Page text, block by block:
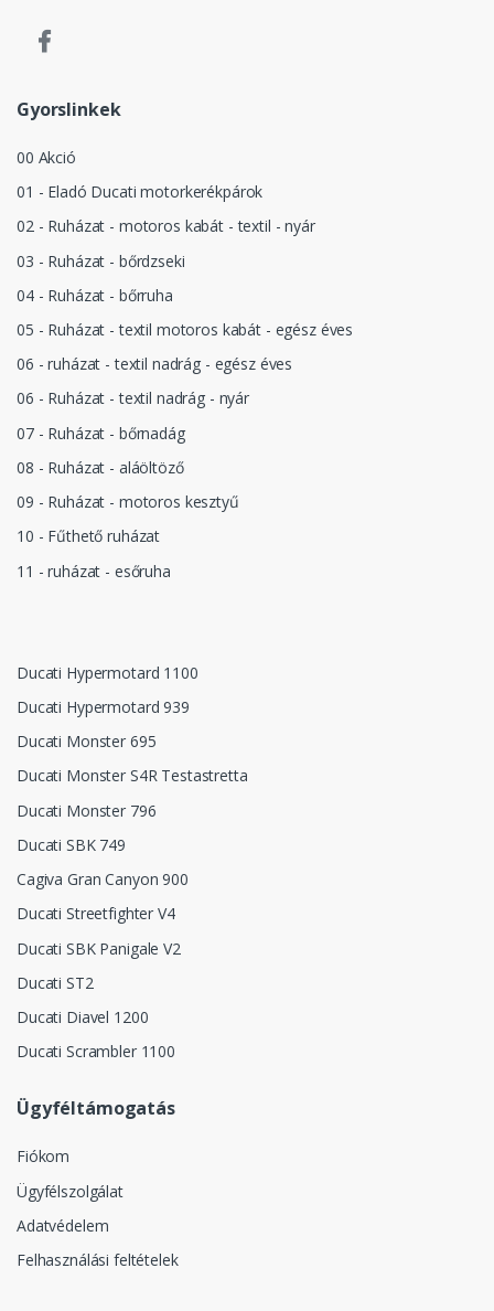
Gyorslinkek
00 Akció
01 - Eladó Ducati motorkerékpárok
02 - Ruházat - motoros kabát - textil - nyár
03 - Ruházat - bőrdzseki
04 - Ruházat - bőrruha
05 - Ruházat - textil motoros kabát - egész éves
06 - ruházat - textil nadrág - egész éves
06 - Ruházat - textil nadrág - nyár
07 - Ruházat - bőrnadág
08 - Ruházat - aláöltöző
09 - Ruházat - motoros kesztyű
10 - Fűthető ruházat
11 - ruházat - esőruha
Ducati Hypermotard 1100
Ducati Hypermotard 939
Ducati Monster 695
Ducati Monster S4R Testastretta
Ducati Monster 796
Ducati SBK 749
Cagiva Gran Canyon 900
Ducati Streetfighter V4
Ducati SBK Panigale V2
Ducati ST2
Ducati Diavel 1200
Ducati Scrambler 1100
Ügyféltámogatás
Fiókom
Ügyfélszolgálat
Adatvédelem
Felhasználási feltételek